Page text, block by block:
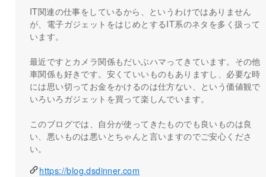
IT関連の仕事をしているから、というわけではありません
が、電子ガジェットをはじめとするIT系のネタを多く扱って
います。
最近ですとカメラ関係もだいぶハマってきています。その他
車関係も好きです。安くていいものもありますし、必要な時
には思い切ってお金をかけるのは仕方ない、という価値観で
いろいろガジェットを買って楽しんでいます。
このブログでは、自分が使ってきたものでも良いものは良
い、悪いものは悪いとちゃんと言いますのでご安心くださ
い。
https://blog.dsdinner.com